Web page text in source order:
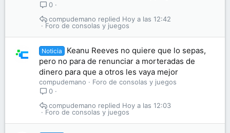
0
Foro de consolas y juegos
Hoy a las 12:42
compudemano
Noticia
Keanu Reeves no quiere que lo sepas,
pero no para de renunciar a morteradas de
dinero para que a otros les vaya mejor
compudemano
Foro de consolas y juegos
0
Foro de consolas y juegos
Hoy a las 12:03
compudemano